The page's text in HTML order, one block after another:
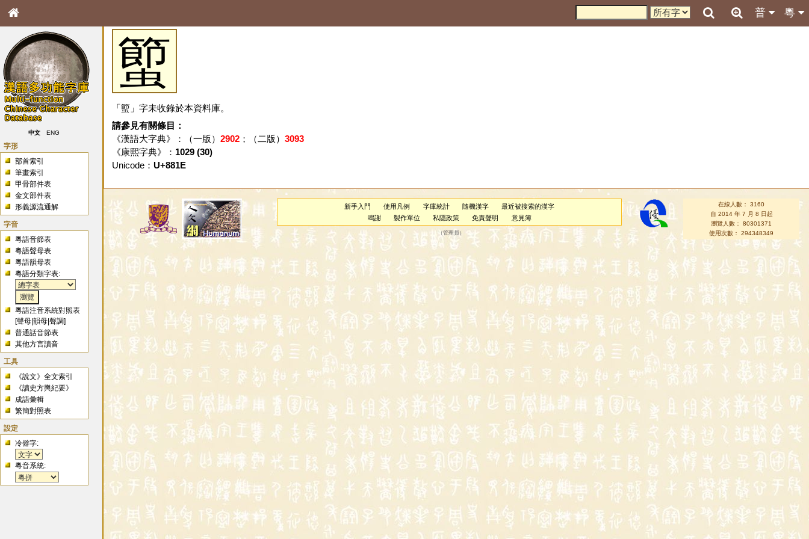
粵
普
中文 ENG
字形
部首索引
筆畫索引
甲骨部件表
金文部件表
形義源流通解
字音
粵語音節表
粵語聲母表
粵語韻母表
粵語分類字表:
粵語注音系統對照表
[聲母 |韻母 |聲調]
普通話音節表
其他方言讀音
工具
《說文》全文索引
《讀史方輿紀要》
成語彙輯
繁簡對照表
設定
冷僻字:
粵音系統:
蠞
「蠞」字未收錄於本資料庫。
請參見有關條目：
《漢語大字典》：（一版） 2902；（二版） 3093
《康熙字典》： 1029 (30)
Unicode： U+881E
新手入門 使用凡例 字庫統計 隨機漢字
最近被搜索的漢字
鳴謝
製作單位 私隱政策 免責聲明 意見簿
（管理員 ）
在線人數： 3160
自 2014 年 7 月 8 日起
瀏覽人數： 80301371
使用次數： 294348349